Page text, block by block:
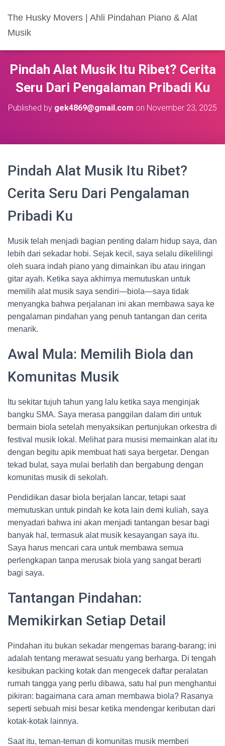
The Husky Movers | Ahli Pindahan Piano & Alat
Musik
Pindah Alat Musik Itu Ribet? Cerita
Seru Dari Pengalaman Pribadi Ku
Published by gek4869@gmail.com on November 23, 2025
Pindah Alat Musik Itu Ribet?
Cerita Seru Dari Pengalaman
Pribadi Ku
Musik telah menjadi bagian penting dalam hidup saya, dan
lebih dari sekadar hobi. Sejak kecil, saya selalu dikelilingi
oleh suara indah piano yang dimainkan ibu atau iringan
gitar ayah. Ketika saya akhirnya memutuskan untuk
memilih alat musik saya sendiri—biola—saya tidak
menyangka bahwa perjalanan ini akan membawa saya ke
pengalaman pindahan yang penuh tantangan dan cerita
menarik.
Awal Mula: Memilih Biola dan
Komunitas Musik
Itu sekitar tujuh tahun yang lalu ketika saya menginjak
bangku SMA. Saya merasa panggilan dalam diri untuk
bermain biola setelah menyaksikan pertunjukan orkestra di
festival musik lokal. Melihat para musisi memainkan alat itu
dengan begitu apik membuat hati saya bergetar. Dengan
tekad bulat, saya mulai berlatih dan bergabung dengan
komunitas musik di sekolah.
Pendidikan dasar biola berjalan lancar, tetapi saat
memutuskan untuk pindah ke kota lain demi kuliah, saya
menyadari bahwa ini akan menjadi tantangan besar bagi
banyak hal, termasuk alat musik kesayangan saya itu.
Saya harus mencari cara untuk membawa semua
perlengkapan tanpa merusak biola yang sangat berarti
bagi saya.
Tantangan Pindahan:
Memikirkan Setiap Detail
Pindahan itu bukan sekadar mengemas barang-barang; ini
adalah tentang merawat sesuatu yang berharga. Di tengah
kesibukan packing kotak dan mengecek daftar peralatan
rumah tangga yang perlu dibawa, satu hal pun menghantui
pikiran: bagaimana cara aman membawa biola? Rasanya
seperti sebuah misi besar ketika mendengar keributan dari
kotak-kotak lainnya.
Saat itu, teman-teman di komunitas musik memberi